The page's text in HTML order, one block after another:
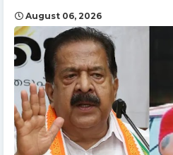
August 06, 2026